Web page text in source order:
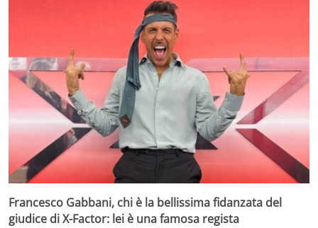
Francesco Gabbani, chi è la bellissima fidanzata del
giudice di X-Factor: lei è una famosa regista